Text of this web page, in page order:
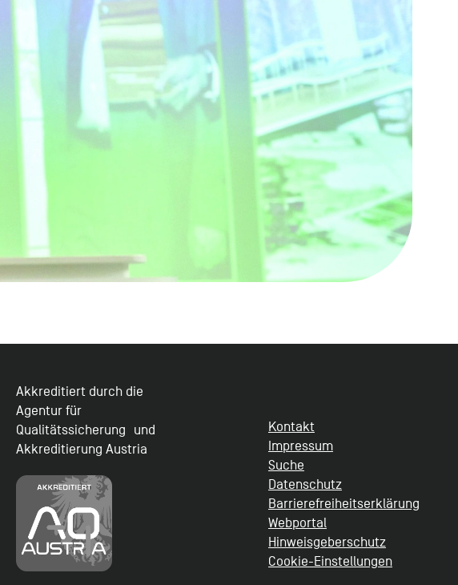
Akkreditiert durch die
Agentur für
Qualitätssicherung und
Akkreditierung Austria
Kontakt
Impressum
Suche
Datenschutz
Barrierefreiheitserklärung
Webportal
Hinweisgeberschutz
Cookie-Einstellungen